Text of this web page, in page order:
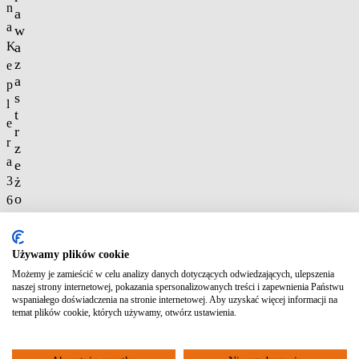
n
a
K
e
p
l
e
r
a
3
6
0
2
9
9
d
a
w
a
z
a
s
t
r
z
e
ż
o
n
e
Polityka
prywatności
Używamy plików cookie
Możemy je zamieścić w celu analizy danych dotyczących odwiedzających, ulepszenia
naszej strony internetowej, pokazania spersonalizowanych treści i zapewnienia Państwu
wspaniałego doświadczenia na stronie internetowej. Aby uzyskać więcej informacji na
temat plików cookie, których używamy, otwórz ustawienia.